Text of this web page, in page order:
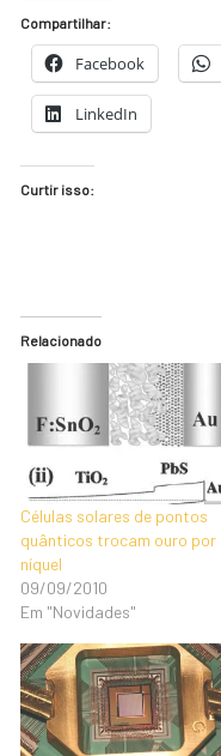
Compartilhar:
Facebook
LinkedIn
Curtir isso:
Relacionado
Células solares de pontos
quânticos trocam ouro por
níquel
09/09/2010
Em "Novidades"